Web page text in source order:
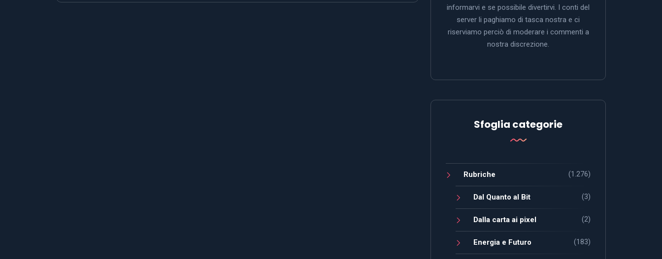
informarvi e se possibile divertirvi. I conti del
server li paghiamo di tasca nostra e ci
riserviamo perciò di moderare i commenti a
nostra discrezione.
Sfoglia categorie
Rubriche (1.276)
Dal Quanto al Bit (3)
Dalla carta ai pixel (2)
Energia e Futuro (183)